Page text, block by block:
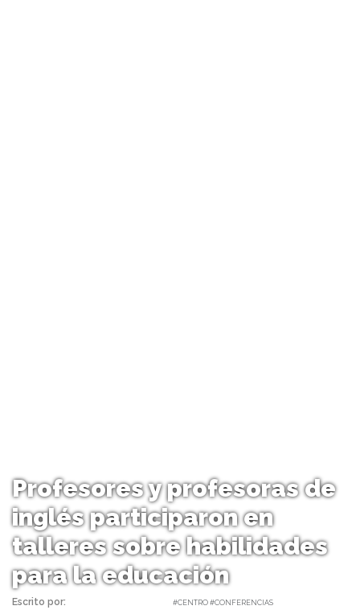
Profesores y profesoras de
inglés participaron en
talleres sobre habilidades
para la educación
Escrito por: #CENTRO #CONFERENCIAS